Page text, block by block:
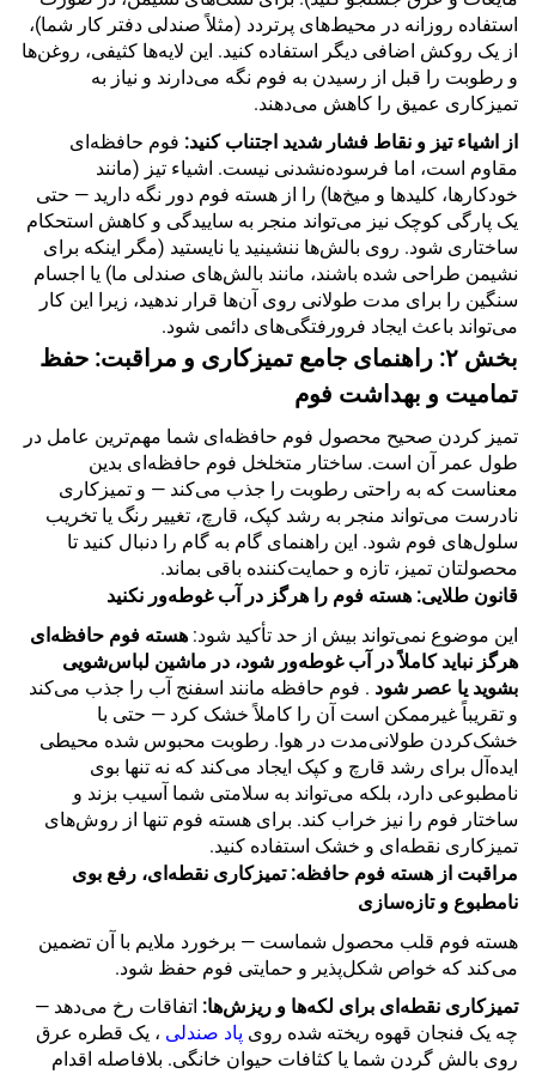
استفاده روزانه در محیط‌های پرتردد (مثلاً صندلی دفتر کار شما)،
از یک روکش اضافی دیگر استفاده کنید. این لایه‌ها کثیفی، روغن‌ها
و رطوبت را قبل از رسیدن به فوم نگه می‌دارند و نیاز به
تمیزکاری عمیق را کاهش می‌دهند.
از اشیاء تیز و نقاط فشار شدید اجتناب کنید: فوم حافظه‌ای
مقاوم است، اما فرسوده‌نشدنی نیست. اشیاء تیز (مانند
خودکارها، کلیدها و میخ‌ها) را از هسته فوم دور نگه دارید — حتی
یک پارگی کوچک نیز می‌تواند منجر به ساییدگی و کاهش استحکام
ساختاری شود. روی بالش‌ها ننشینید یا نایستید (مگر اینکه برای
نشیمن طراحی شده باشند، مانند بالش‌های صندلی ما) یا اجسام
سنگین را برای مدت طولانی روی آن‌ها قرار ندهید، زیرا این کار
می‌تواند باعث ایجاد فرورفتگی‌های دائمی شود.
بخش ۲: راهنمای جامع تمیزکاری و مراقبت: حفظ
تمامیت و بهداشت فوم
تمیز کردن صحیح محصول فوم حافظه‌ای شما مهم‌ترین عامل در
طول عمر آن است. ساختار متخلخل فوم حافظه‌ای بدین
معناست که به راحتی رطوبت را جذب می‌کند — و تمیزکاری
نادرست می‌تواند منجر به رشد کپک، قارچ، تغییر رنگ یا تخریب
سلول‌های فوم شود. این راهنمای گام به گام را دنبال کنید تا
محصولتان تمیز، تازه و حمایت‌کننده باقی بماند.
قانون طلایی: هسته فوم را هرگز در آب غوطه‌ور نکنید
این موضوع نمی‌تواند بیش از حد تأکید شود: هسته فوم حافظه‌ای
هرگز نباید کاملاً در آب غوطه‌ور شود، در ماشین لباس‌شویی
بشوید یا عصر شود . فوم حافظه مانند اسفنج آب را جذب می‌کند
و تقریباً غیرممکن است آن را کاملاً خشک کرد — حتی با
خشک‌کردن طولانی‌مدت در هوا. رطوبت محبوس شده محیطی
ایده‌آل برای رشد قارچ و کپک ایجاد می‌کند که نه تنها بوی
نامطبوعی دارد، بلکه می‌تواند به سلامتی شما آسیب بزند و
ساختار فوم را نیز خراب کند. برای هسته فوم تنها از روش‌های
تمیزکاری نقطه‌ای و خشک استفاده کنید.
مراقبت از هسته فوم حافظه: تمیزکاری نقطه‌ای، رفع بوی
نامطبوع و تازه‌سازی
هسته فوم قلب محصول شماست — برخورد ملایم با آن تضمین
می‌کند که خواص شکل‌پذیر و حمایتی فوم حفظ شود.
تمیزکاری نقطه‌ای برای لکه‌ها و ریزش‌ها: اتفاقات رخ می‌دهد —
چه یک فنجان قهوه ریخته شده روی پاد صندلی ، یک قطره عرق
روی بالش گردن شما یا کثافات حیوان خانگی. بلافاصله اقدام